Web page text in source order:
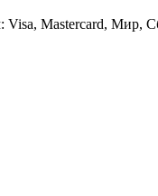
Visa, Mastercard, Мир,